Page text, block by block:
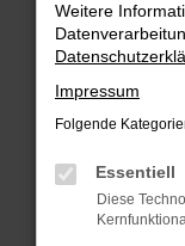
Überprüfe
Laden
Prüfe
Manche
können
Weitere
Impressum
Folgende
Essentiell
Diese